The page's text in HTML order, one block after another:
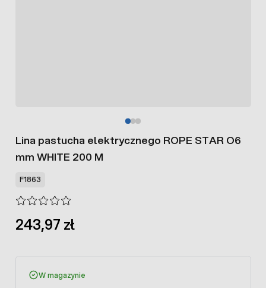
Lina pastucha elektrycznego ROPE STAR O6
mm WHITE 200 M
F1863
243,97 zł
W magazynie